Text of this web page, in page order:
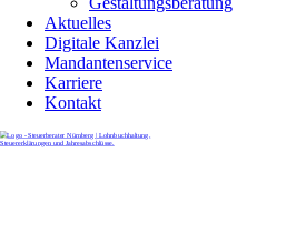
Aktuelles
Digitale Kanzlei
Mandantenservice
Karriere
Kontakt